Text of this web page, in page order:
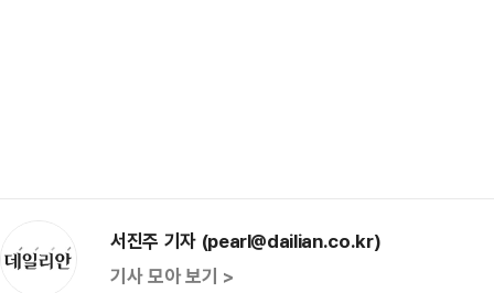
서진주 기자 (pearl@dailian.co.kr)
기사 모아 보기 >